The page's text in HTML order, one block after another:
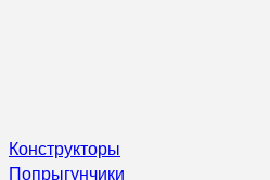
Конструкторы
Попрыгунчики